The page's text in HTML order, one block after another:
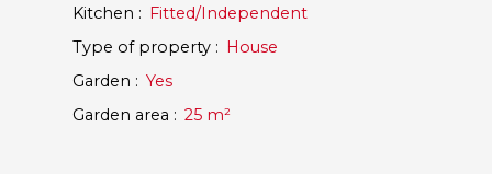
Kitchen : Fitted/Independent
Type of property : House
Garden : Yes
Garden area : 25 m²